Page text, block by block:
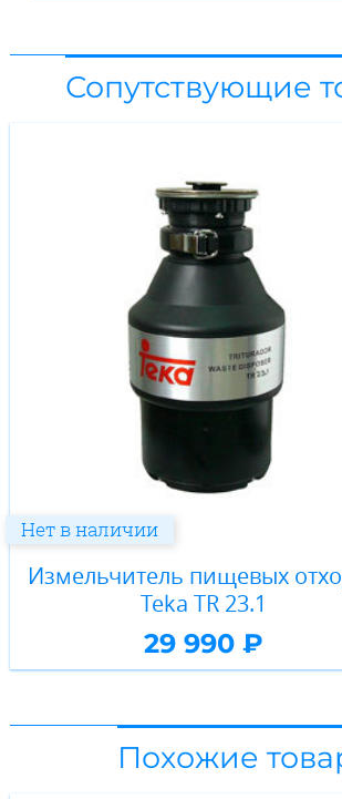
Сопутствующие
Измельчитель пищевых
Teka TR 23.1
29 990 ₽
Нет в наличии
Похожие